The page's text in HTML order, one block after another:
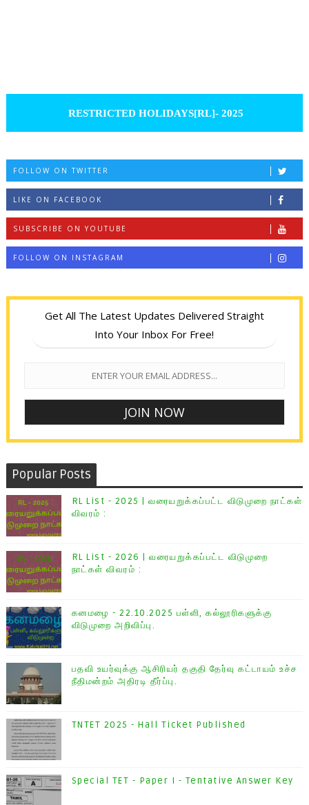
RESTRICTED HOLIDAYS[RL]- 2025
FOLLOW ON TWITTER
LIKE ON FACEBOOK
SUBSCRIBE ON YOUTUBE
FOLLOW ON INSTAGRAM
Get All The Latest Updates Delivered Straight
Into Your Inbox For Free!
Popular Posts
RL List - 2025 | வரையறுக்கப்பட்ட விடுமுறை நாட்கள்
விவரம் :
RL List - 2026 | வரையறுக்கப்பட்ட விடுமுறை
நாட்கள் விவரம் :
கனமழை - 22.10.2025 பள்ளி, கல்லூரிகளுக்கு
விடுமுறை அறிவிப்பு.
பதவி உயர்வுக்கு ஆசிரியர் தகுதி தேர்வு கட்டாயம் உச்ச
நீதிமன்றம் அதிரடி தீர்ப்பு.
TNTET 2025 - Hall Ticket Published
Special TET - Paper I - Tentative Answer Key